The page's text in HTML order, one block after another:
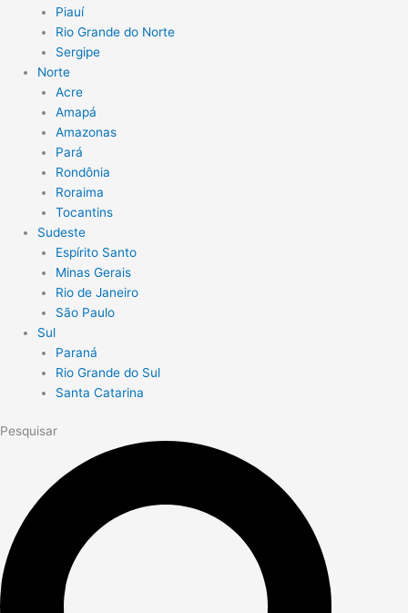
Piauí
Rio Grande do Norte
Sergipe
Norte
Acre
Amapá
Amazonas
Pará
Rondônia
Roraima
Tocantins
Sudeste
Espírito Santo
Minas Gerais
Rio de Janeiro
São Paulo
Sul
Paraná
Rio Grande do Sul
Santa Catarina
Pesquisar